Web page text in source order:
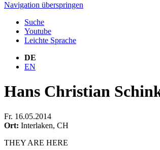
Navigation überspringen
Suche
Youtube
Leichte Sprache
DE
EN
Hans Christian
Fr. 16.05.2014
Ort: Interlaken, CH
THEY ARE HERE